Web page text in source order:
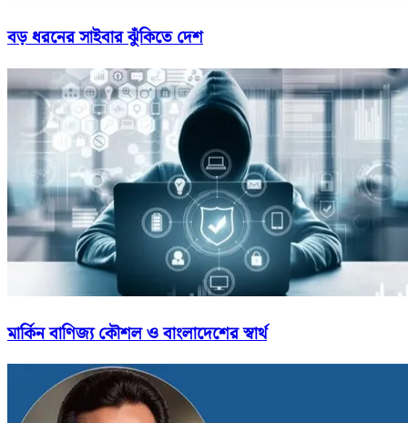
বড় ধরনের সাইবার ঝুঁকিতে দেশ
মার্কিন বাণিজ্য কৌশল ও বাংলাদেশের স্বার্থ